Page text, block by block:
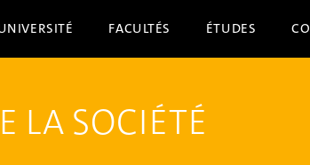
FACULTÉS ÉTUDES
LA SOCIÉTÉ